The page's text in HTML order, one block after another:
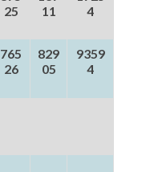
25
11
4
765
26
829
05
9359
4